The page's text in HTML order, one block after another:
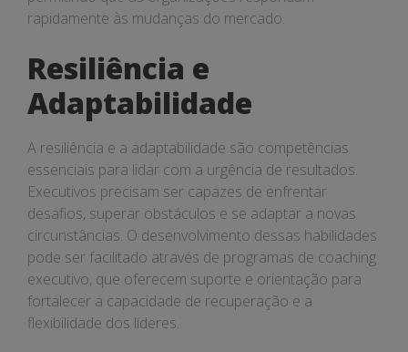
rapidamente às mudanças do mercado.
Resiliência e
Adaptabilidade
A resiliência e a adaptabilidade são competências
essenciais para lidar com a urgência de resultados.
Executivos precisam ser capazes de enfrentar
desafios, superar obstáculos e se adaptar a novas
circunstâncias. O desenvolvimento dessas habilidades
pode ser facilitado através de programas de coaching
executivo, que oferecem suporte e orientação para
fortalecer a capacidade de recuperação e a
flexibilidade dos líderes.